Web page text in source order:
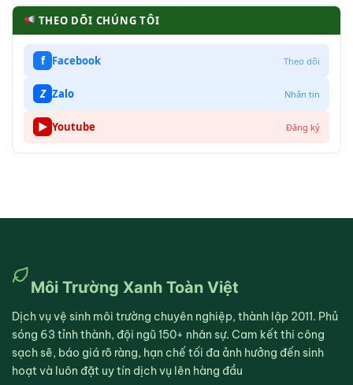
THEO DÕI CHÚNG TÔI
f Facebook Theo dõi
Z Zalo Nhắn tin
▶ Youtube Đăng ký
Môi Trường Xanh Toàn Việt
Dịch vụ vệ sinh môi trường chuyên nghiệp, thành lập 2011. Phủ
sóng 63 tỉnh thành, đội ngũ 150+ nhân sự. Cam kết thi công
sạch sẽ, báo giá rõ ràng, hạn chế tối đa ảnh hưởng đến sinh
hoạt và luôn đặt uy tín dịch vụ lên hàng đầu